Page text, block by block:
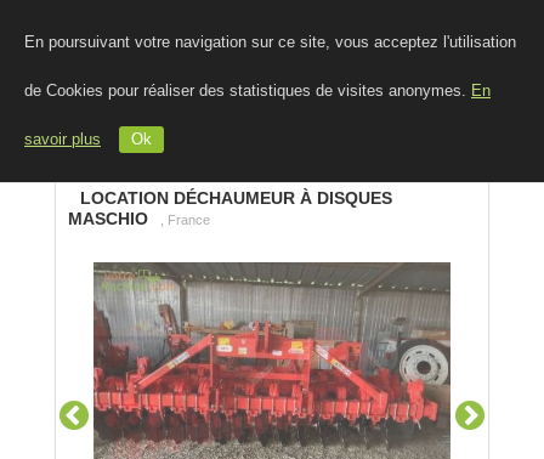
En poursuivant votre navigation sur ce site, vous acceptez l'utilisation
de Cookies pour réaliser des statistiques de visites anonymes. En
savoir plus Ok
LOCATION DÉCHAUMEUR À DISQUES
MASCHIO
, France